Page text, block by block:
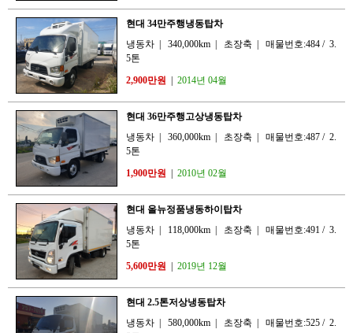
현대 34만주행냉동탑차
냉동차
340,000km 초장축 매물번호:484 / 3.
5톤
2,900만원
2014년 04월
현대 36만주행고상냉동탑차
냉동차
360,000km 초장축 매물번호:487 / 2.
5톤
1,900만원
2010년 02월
현대 올뉴정품냉동하이탑차
냉동차
118,000km 초장축 매물번호:491 / 3.
5톤
5,600만원
2019년 12월
현대 2.5톤저상냉동탑차
냉동차
580,000km 초장축 매물번호:525 / 2.